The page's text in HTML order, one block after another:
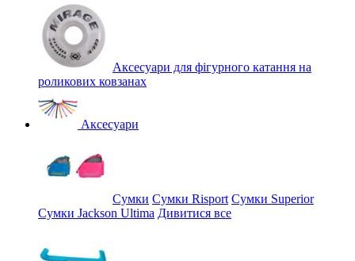
Аксесуари для фігурного катання на
роликових ковзанах
Аксесуари
Сумки Сумки Risport Сумки Superior
Сумки Jackson Ultima Дивитися все